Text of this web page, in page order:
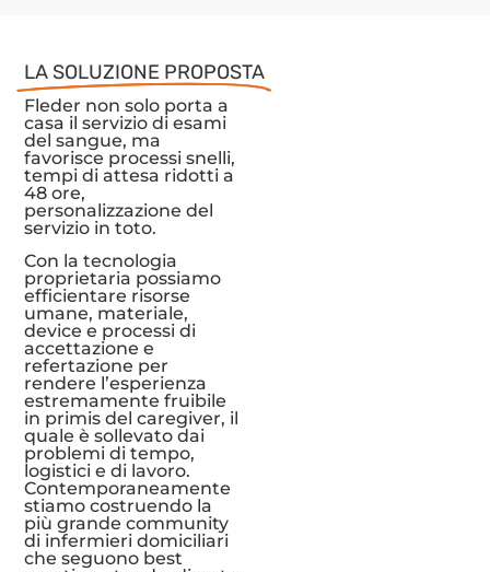
LA SOLUZIONE PROPOSTA
Fleder non solo porta a
casa il servizio di esami
del sangue, ma
favorisce processi snelli,
tempi di attesa ridotti a
48 ore,
personalizzazione del
servizio in toto.
Con la tecnologia
proprietaria possiamo
efficientare risorse
umane, materiale,
device e processi di
accettazione e
refertazione per
rendere l’esperienza
estremamente fruibile
in primis del caregiver, il
quale è sollevato dai
problemi di tempo,
logistici e di lavoro.
Contemporaneamente
stiamo costruendo la
più grande community
di infermieri domiciliari
che seguono best